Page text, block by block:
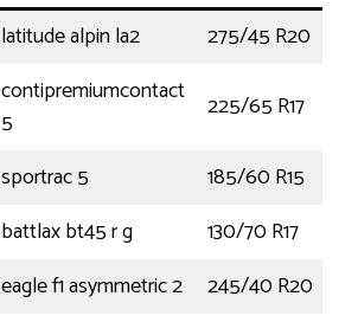
latitude alpin la2 275/45 R20
contipremiumcontact
5
225/65 R17
sportrac 5 185/60 R15
battlax bt45 r g 130/70 R17
eagle f1 asymmetric 2 245/40 R20